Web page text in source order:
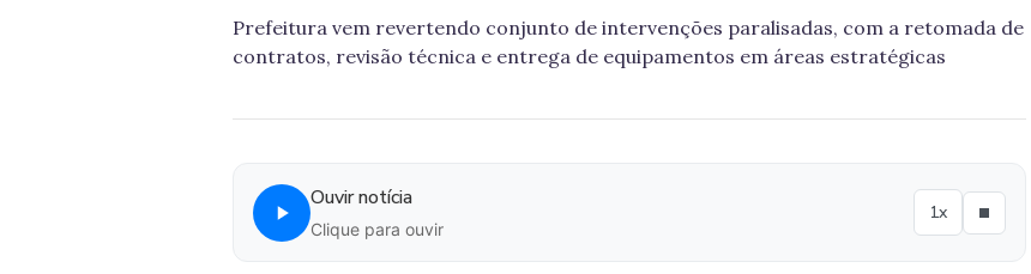
Prefeitura vem revertendo conjunto de intervenções paralisadas, com a retomada de
contratos, revisão técnica e entrega de equipamentos em áreas estratégicas
Ouvir notícia
Clique para ouvir
1x